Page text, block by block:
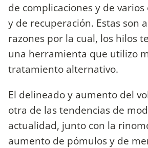
de complicaciones y de
y de recuperación. Estas son
razones por la cual, los hilos
una herramienta que utilizo
tratamiento alternativo.
El delineado y aumento del
otra de las tendencias de
actualidad, junto con la
aumento de pómulos y de